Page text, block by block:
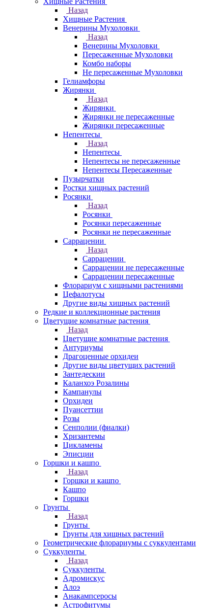
Назад
Хищные Растения
Венерины Мухоловки
Назад
Венерины Мухоловки
Пересаженные Мухоловки
Комбо наборы
Не пересаженные Мухоловки
Гелиамфоры
Жирянки
Назад
Жирянки
Жирянки не пересаженные
Жирянки пересаженные
Непентесы
Назад
Непентесы
Непентесы не пересаженные
Непентесы Пересаженные
Пузырчатки
Ростки хищных растений
Росянки
Назад
Росянки
Росянки пересаженные
Росянки не пересаженные
Саррацении
Назад
Саррацении
Саррацении не пересаженные
Саррацении пересаженные
Флорариум с хищными растениями
Цефалотусы
Другие виды хищных растений
Редкие и коллекционные растения
Цветущие комнатные растения
Назад
Цветущие комнатные растения
Антуриумы
Драгоценные орхидеи
Другие виды цветущих растений
Зантедескии
Каланхоэ Розалины
Кампанулы
Орхидеи
Пуансеттии
Розы
Сенполии (фиалки)
Хризантемы
Цикламены
Эписции
Горшки и кашпо
Назад
Горшки и кашпо
Кашпо
Горшки
Грунты
Назад
Грунты
Грунты для хищных растений
Геометрические флорариумы с суккулентами
Суккуленты
Назад
Суккуленты
Адромискус
Алоэ
Анакампсеросы
Астрофитумы